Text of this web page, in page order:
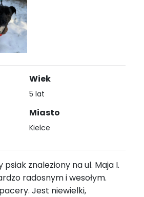
Wiek
5 lat
Miasto
Kielce
znaleziony na ul. Maja I.
radosnym i wesołym.
Jest niewielki,